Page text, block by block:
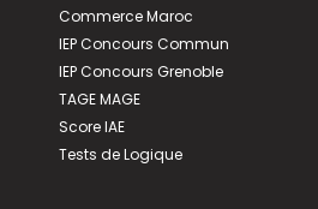
Commerce Maroc
IEP Concours Commun
IEP Concours Grenoble
TAGE MAGE
Score IAE
Tests de Logique